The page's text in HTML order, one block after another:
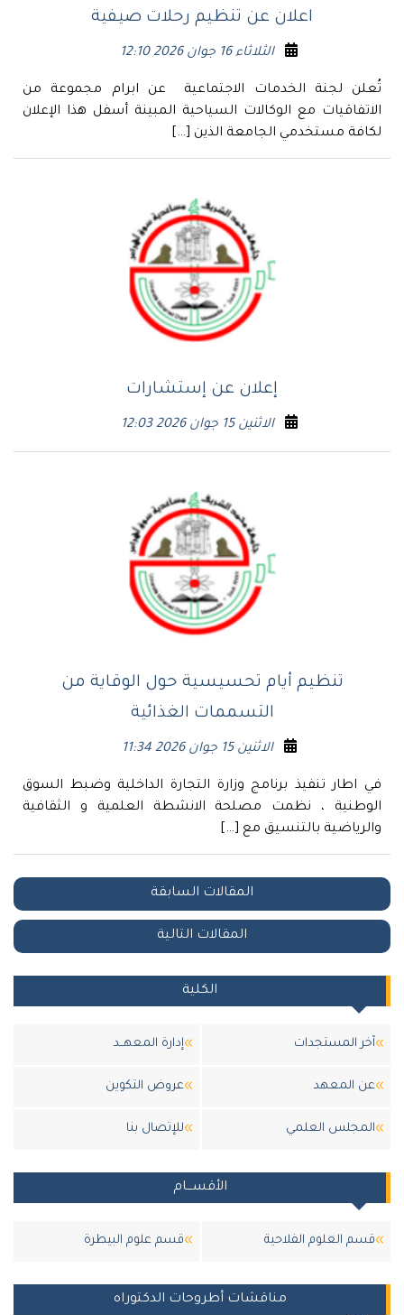
اعلان عن تنظيم رحلات صيفية
الثلاثاء 16 جوان 2026 12:10
تُعلن لجنة الخدمات الاجتماعية عن ابرام مجموعة من
الاتفاقيات مع الوكالات السياحية المبينة أسفل هذا الإعلان
لكافة مستخدمي الجامعة الذين […]
إعلان عن إستشارات
الاثنين 15 جوان 2026 12:03
تنظيم أيام تحسيسية حول الوقاية من
التسممات الغذائية
الاثنين 15 جوان 2026 11:34
في اطار تنفيذ برنامج وزارة التجارة الداخلية وضبط السوق
الوطنية ، نظمت مصلحة الانشطة العلمية و الثقافية
والرياضية بالتنسيق مع […]
Posts
navigation
المقالات السابقة
المقالات التالية
الكلية
آخر المستجدات إدارة المعهــد
عن المعهد عروض التكوين
المجلس العلمي للإتصال بنا
الأقســـام
قسم العلوم الفلاحية قسم علوم البيطرة
مناقشات أطروحات الدكتوراه